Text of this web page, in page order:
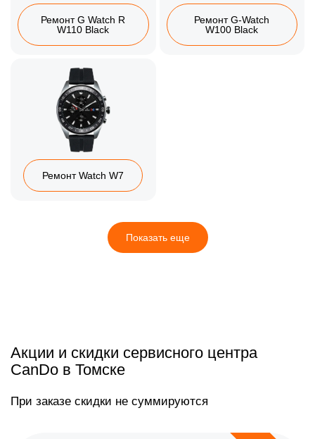
Ремонт G Watch R
W110 Black
Ремонт G-Watch
W100 Black
Ремонт Watch W7
Показать еще
Акции и скидки сервисного центра
CanDo в Томске
При заказе скидки не суммируются